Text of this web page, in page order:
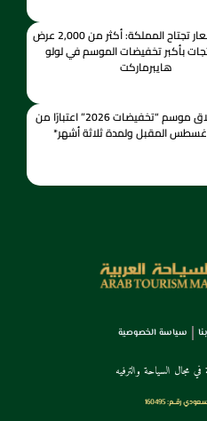
عاصفة الأسعار تجتاح المملكة: أكثر من 2,000 عرض
بأكبر تخفيضات الموسم في لولو
هايبرماركت
التجارة” إطلاق موسم “تخفيضات 2026” اعتبارًا من
المقبل ولمدة ثلاثة أشهر*
سياسة الخصوصية
مجال السياحة والترفيه
رقــم: 160495